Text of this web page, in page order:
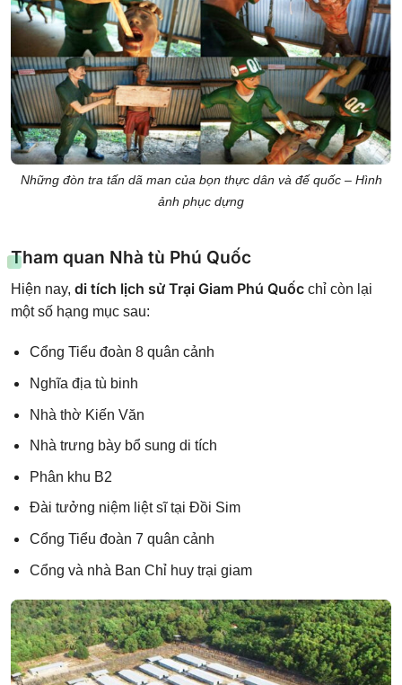
Những đòn tra tấn dã man của bọn thực dân và đế quốc – Hình
ảnh phục dựng
Tham quan Nhà tù Phú Quốc
Hiện nay, di tích lịch sử Trại Giam Phú Quốc chỉ còn lại
một số hạng mục sau:
Cổng Tiểu đoàn 8 quân cảnh
Nghĩa địa tù binh
Nhà thờ Kiến Văn
Nhà trưng bày bổ sung di tích
Phân khu B2
Đài tưởng niệm liệt sĩ tại Đồi Sim
Cổng Tiểu đoàn 7 quân cảnh
Cổng và nhà Ban Chỉ huy trại giam